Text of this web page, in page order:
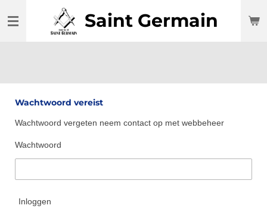
direct
Saint Germain
Wachtwoord vereist
Wachtwoord vergeten neem contact op met webbeheer
Wachtwoord
Inloggen